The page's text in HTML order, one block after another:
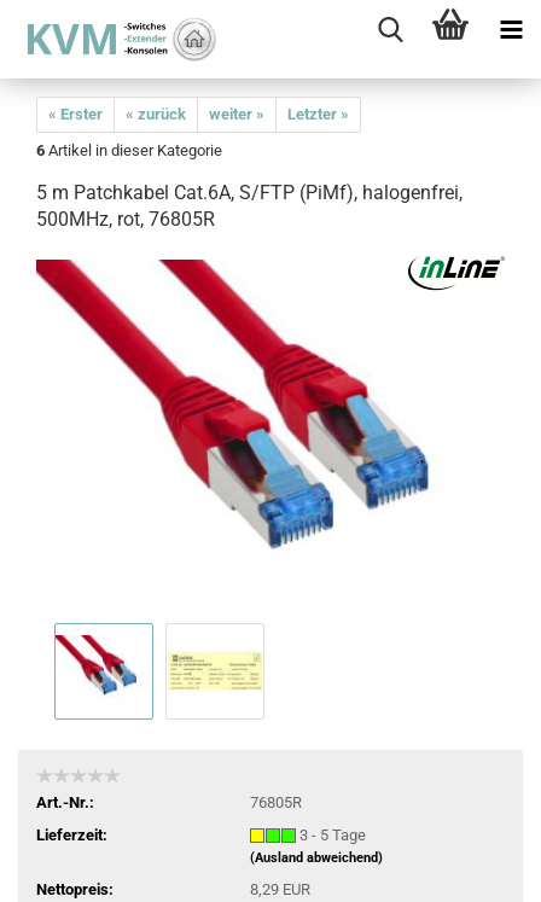
« Erster « zurück weiter »
Letzter »
6 Artikel in dieser Kategorie
5 m Patchkabel Cat.6A, S/FTP (PiMf), halogenfrei,
500MHz, rot, 76805R
Art.-Nr.:
76805R
Lieferzeit:
3 - 5 Tage
(Ausland abweichend)
Nettopreis: 8,29 EUR